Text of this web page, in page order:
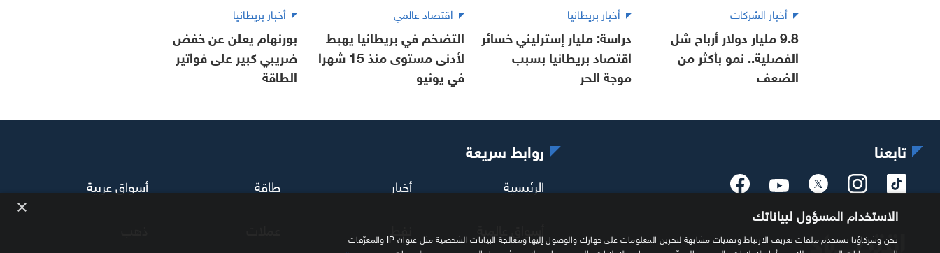
أخبار الشركات
9.8 مليار دولار أرباح شل
الفصلية.. نمو بأكثر من
الضعف
أخبار بريطانيا
دراسة: مليار إسترليني خسائر
اقتصاد بريطانيا بسبب
موجة الحر
اقتصاد عالمي
التضخم في بريطانيا يهبط
لأدنى مستوى منذ 15 شهرا
في يونيو
أخبار بريطانيا
بورنهام يعلن عن خفض
ضريبي كبير على فواتير
الطاقة
تابعنا روابط سريعة
الرئيسية أخبار طاقة
أسواق عربية
× الاستخدام المسؤول لبياناتك
نحن وشركاؤنا نستخدم ملفات تعريف الارتباط وتقنيات مشابهة لتخزين المعلومات على جهازك والوصول إليها ومعالجة البيانات الشخصية مثل عنوان IP والمعرّفات